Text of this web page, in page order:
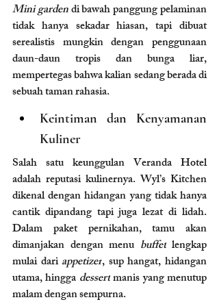
Mini garden di bawah panggung pelaminan
tidak hanya sekadar hiasan, tapi dibuat
serealistis mungkin dengan penggunaan
daun-daun tropis dan bunga liar,
mempertegas bahwa kalian sedang berada di
sebuah taman rahasia.
Keintiman dan Kenyamanan
Kuliner
Salah satu keunggulan Veranda Hotel
adalah reputasi kulinernya. Wyl’s Kitchen
dikenal dengan hidangan yang tidak hanya
cantik dipandang tapi juga lezat di lidah.
Dalam paket pernikahan, tamu akan
dimanjakan dengan menu buffet lengkap
mulai dari appetizer, sup hangat, hidangan
utama, hingga dessert manis yang menutup
malam dengan sempurna.